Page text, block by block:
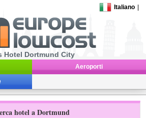
Italiano
Hotel Dortmund City
Aeroporti
hotel a Dortmund